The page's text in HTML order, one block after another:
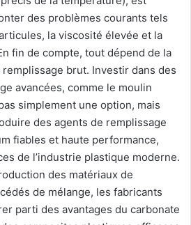
des problèmes courants tels
la viscosité élevée et la
fin de compte, tout dépend de la
brut. Investir dans des
avancées, comme le moulin
simplement une option, mais
des agents de remplissage
fiables et haute performance,
de l’industrie plastique moderne.
des matériaux de
de mélange, les fabricants
parti des avantages du carbonate